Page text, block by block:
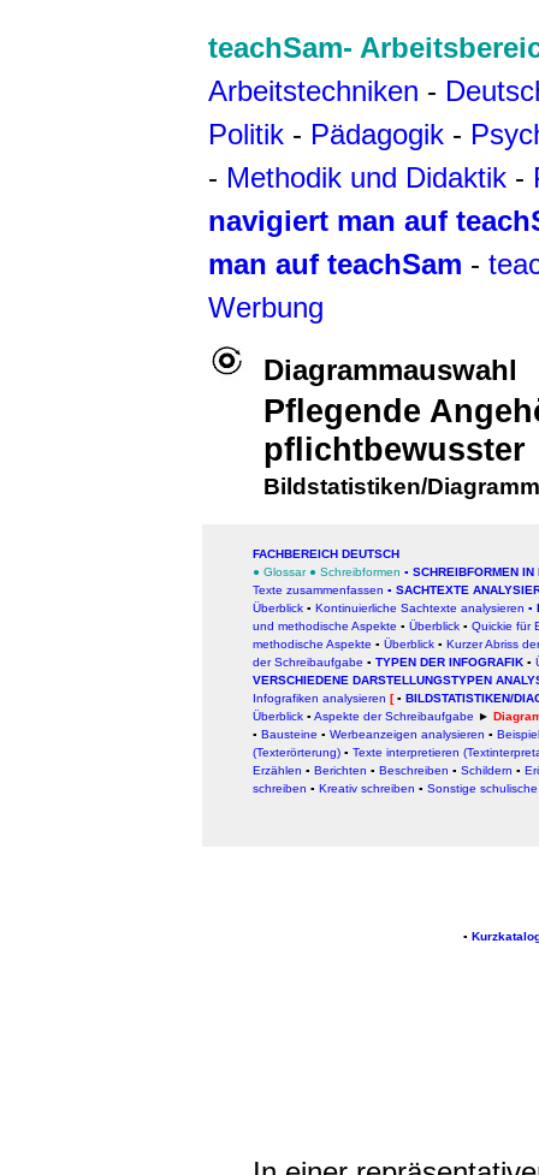
teachSam-
Arbeitstechniken -
Politik - Pädagogik -
- Methodik und Didaktik -
navigiert man auf
man auf teachSam -
Werbung
Diagrammauswahl
Pflegende
pflichtbewusster
Bildstatistiken/
FACHBEREICH DEUTSCH
● Glossar ● Schreibformen ▪ SCHREIBFORMEN IN
Texte zusammenfassen ▪ SACHTEXTE
Überblick ▪ Kontinuierliche Sachtexte analysieren ▪
und methodische Aspekte ▪ Überblick ▪ Quickie für
methodische Aspekte ▪ Überblick ▪ Kurzer Abriss
der Schreibaufgabe ▪ TYPEN DER INFOGRAFIK ▪
VERSCHIEDENE DARSTELLUNGSTYPEN
Infografiken analysieren [▪ BILDSTATISTIKEN/
Überblick ▪ Aspekte der Schreibaufgabe ►
▪ Bausteine ▪ Werbeanzeigen analysieren ▪
(Texterörterung) ▪ Texte interpretieren
Erzählen ▪ Berichten ▪ Beschreiben ▪ Schildern ▪
schreiben ▪ Kreativ schreiben ▪ Sonstige
▪